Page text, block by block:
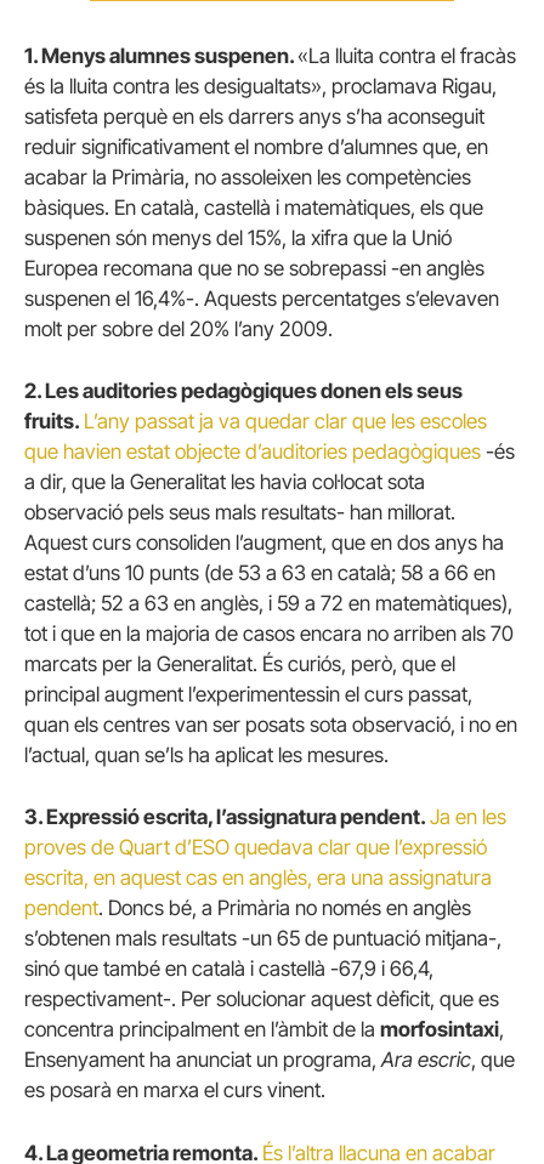
1. Menys alumnes suspenen. «La lluita contra el fracàs
és la lluita contra les desigualtats», proclamava Rigau,
satisfeta perquè en els darrers anys s’ha aconseguit
reduir significativament el nombre d’alumnes que, en
acabar la Primària, no assoleixen les competències
bàsiques. En català, castellà i matemàtiques, els que
suspenen són menys del 15%, la xifra que la Unió
Europea recomana que no se sobrepassi -en anglès
suspenen el 16,4%-. Aquests percentatges s’elevaven
molt per sobre del 20% l’any 2009.
2. Les auditories pedagògiques donen els seus
fruits. L’any passat ja va quedar clar que les escoles
que havien estat objecte d’auditories pedagògiques -és
a dir, que la Generalitat les havia col·locat sota
observació pels seus mals resultats- han millorat.
Aquest curs consoliden l’augment, que en dos anys ha
estat d’uns 10 punts (de 53 a 63 en català; 58 a 66 en
castellà; 52 a 63 en anglès, i 59 a 72 en matemàtiques),
tot i que en la majoria de casos encara no arriben als 70
marcats per la Generalitat. És curiós, però, que el
principal augment l’experimentessin el curs passat,
quan els centres van ser posats sota observació, i no en
l’actual, quan se’ls ha aplicat les mesures.
3. Expressió escrita, l’assignatura pendent. Ja en les
proves de Quart d’ESO quedava clar que l’expressió
escrita, en aquest cas en anglès, era una assignatura
pendent. Doncs bé, a Primària no només en anglès
s’obtenen mals resultats -un 65 de puntuació mitjana-,
sinó que també en català i castellà -67,9 i 66,4,
respectivament-. Per solucionar aquest dèficit, que es
concentra principalment en l’àmbit de la morfosintaxi,
Ensenyament ha anunciat un programa,Ara escric, que
es posarà en marxa el curs vinent.
4. La geometria remonta. És l’altra llacuna en acabar